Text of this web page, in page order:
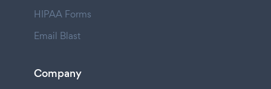
HIPAA Forms
Email Blast
Company